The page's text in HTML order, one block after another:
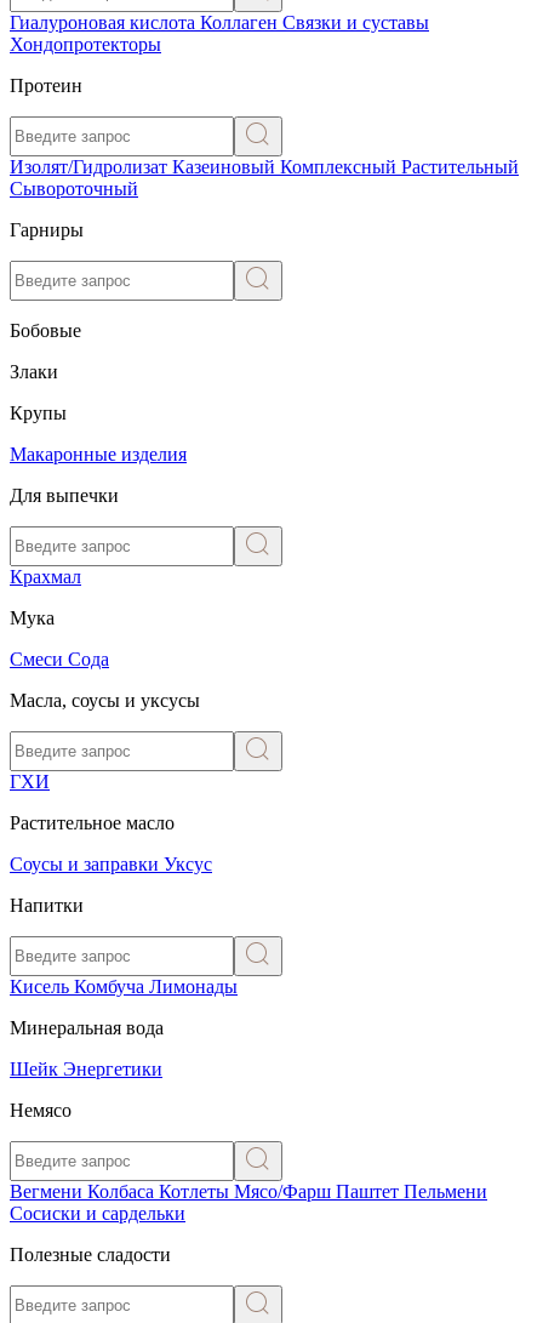
Гиалуроновая кислота Коллаген Связки и суставы
Хондопротекторы
Протеин
Изолят/Гидролизат Казеиновый Комплексный Растительный
Сывороточный
Гарниры
Бобовые
Злаки
Крупы
Макаронные изделия
Для выпечки
Крахмал
Мука
Смеси Сода
Масла, соусы и уксусы
ГХИ
Растительное масло
Соусы и заправки Уксус
Напитки
Кисель Комбуча Лимонады
Минеральная вода
Шейк Энергетики
Немясо
Вегмени Колбаса Котлеты Мясо/Фарш Паштет Пельмени
Сосиски и сардельки
Полезные сладости